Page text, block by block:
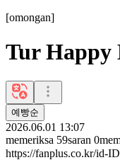
[omongan]
Tur Happy
예빵순
2026.06.01 13:07
memeriksa 59saran 0
https://fanplus.co.kr/id-